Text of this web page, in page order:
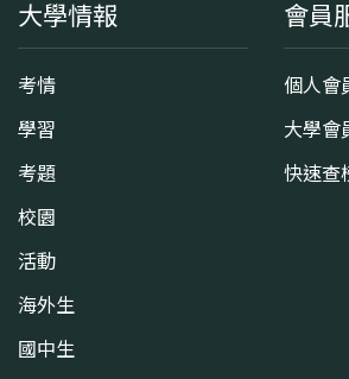
大學情報
考情
學習
考題
校園
活動
海外生
國中生
會員
個人會
大學會
快速查